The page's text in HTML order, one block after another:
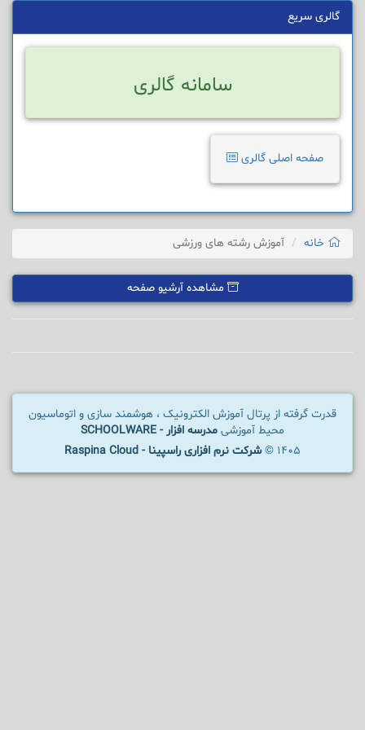
گالری سریع
سامانه گالری
صفحه اصلی گالری
خانه آموزش رشته های ورزشی
مشاهده آرشیو صفحه
قدرت گرفته از پرتال آموزش الکترونیک ، هوشمند سازی و اتوماسیون
محیط آموزشی مدرسه افزار - SCHOOLWARE
1405 ©
شرکت نرم افزاری راسپینا - Raspina Cloud